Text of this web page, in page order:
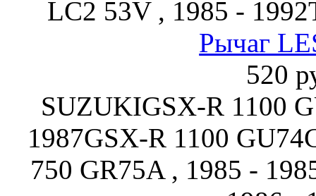
LC2 53V , 1985 -
Рычаг
520
SUZUKIGSX-R 1100
1987GSX-R 1100
750 GR75A , 1985 -